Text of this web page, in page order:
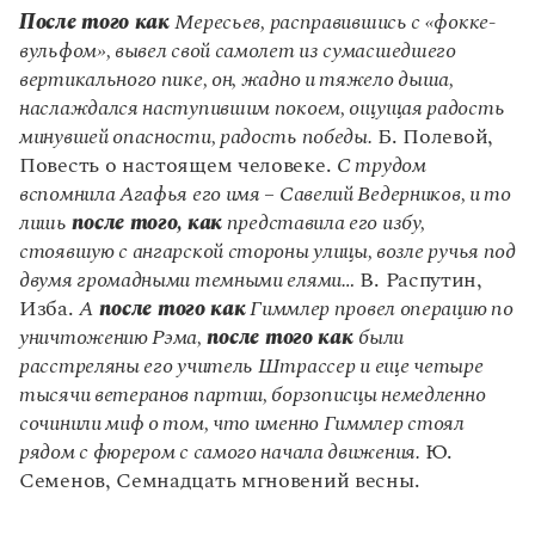
Словари русского языка как государственного
Справочники
Правила русской орфографии и пунктуации
Русский язык. Краткий теоретический курс
Письмовник
Справочник по пунктуации
Словарь-справочник трудностей
Справочник по фразеологии
Азбучные истины
Словарь-справочник непростые слова
Все справочники портала
Журнал
Словарь русских имён
Словарь методических терминов
(1956)
После того какМересьев, расправившись с «фокке-
вульфом», вывел свой самолет из сумасшедшего
вертикального пике, он, жадно и тяжело дыша,
наслаждался наступившим покоем, ощущая радость
минувшей опасности, радость победы. Б. Полевой,
Повесть о настоящем человеке. С трудом
вспомнила Агафья его имя – Савелий Ведерников, и то
лишь после того, как представила его избу,
стоявшую с ангарской стороны улицы, возле ручья под
двумя громадными темными елями… В. Распутин,
Изба.А после того какГиммлер провел операцию по
уничтожению Рэма, после того как были
расстреляны его учитель Штрассер и еще четыре
тысячи ветеранов партии, борзописцы немедленно
сочинили миф о том, что именно Гиммлер стоял
рядом с фюрером с самого начала движения. Ю.
Семенов, Семнадцать мгновений весны.